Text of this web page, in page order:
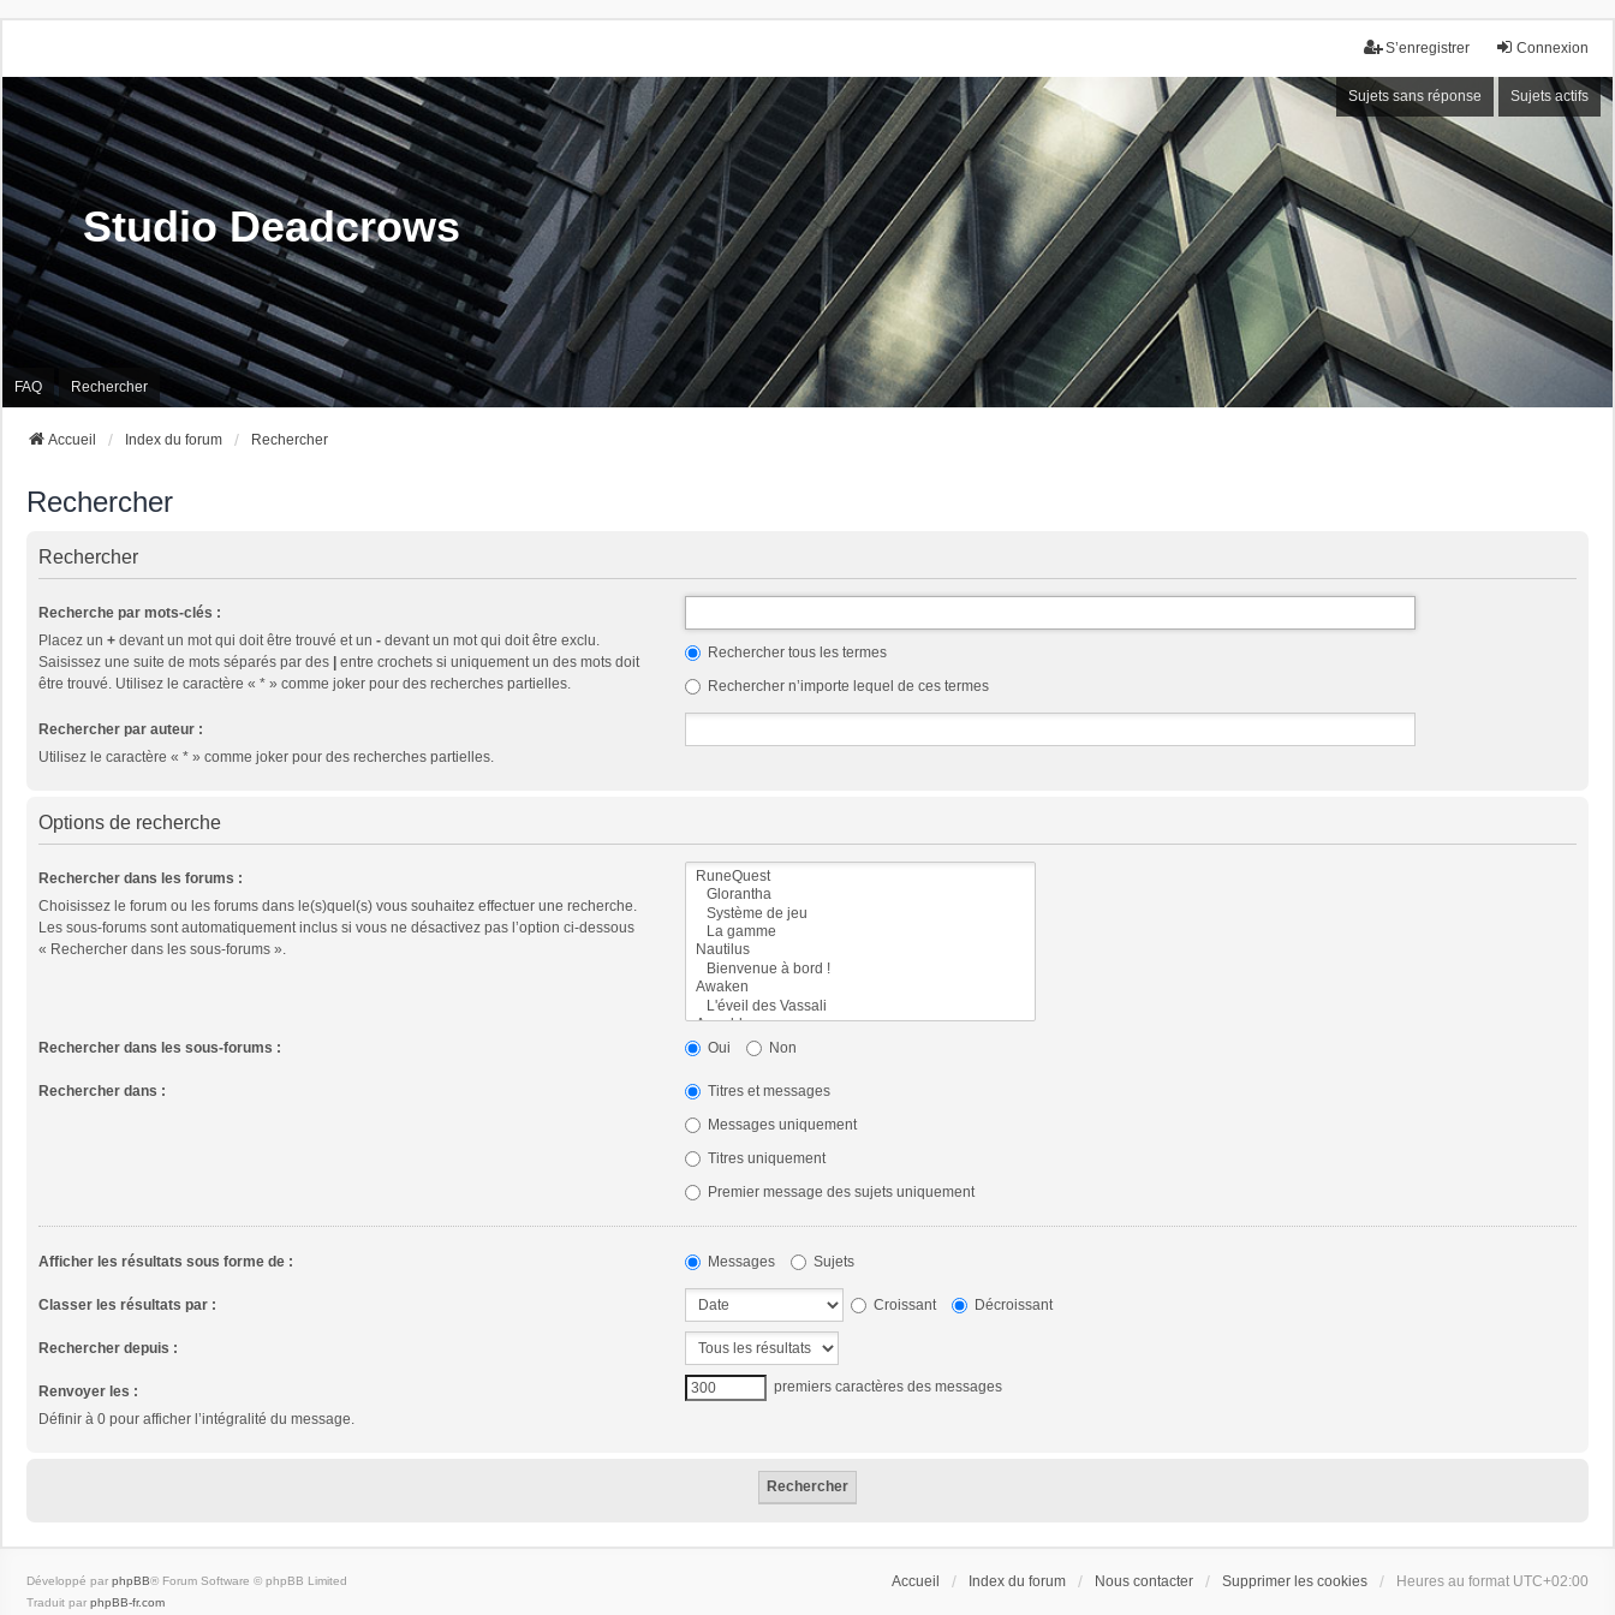
Connexion
S’enregistrer
Sujets sans réponse Sujets actifs
Studio Deadcrows
FAQ Rechercher
Accueil Index du forum Rechercher
Rechercher
Rechercher
Recherche par mots-clés :
Placez un + devant un mot qui doit être trouvé et un - devant un mot qui doit être exclu.
Saisissez une suite de mots séparés par des | entre crochets si uniquement un des mots doit
être trouvé. Utilisez le caractère « * » comme joker pour des recherches partielles.
Rechercher tous les termes
Rechercher n’importe lequel de ces termes
Rechercher par auteur :
Utilisez le caractère « * » comme joker pour des recherches partielles.
Options de recherche
Rechercher dans les forums :
Choisissez le forum ou les forums dans le(s)quel(s) vous souhaitez effectuer une recherche.
Les sous-forums sont automatiquement inclus si vous ne désactivez pas l’option ci-dessous
« Rechercher dans les sous-forums ».
Rechercher dans les sous-forums : Oui Non
Rechercher dans :
Titres et messages
Messages uniquement
Titres uniquement
Premier message des sujets uniquement
Afficher les résultats sous forme de : Messages Sujets
Classer les résultats par : Croissant Décroissant
Rechercher depuis :
Renvoyer les :
Définir à 0 pour afficher l’intégralité du message.
premiers caractères des messages
Accueil Index du forum Nous contacter Supprimer les cookies Heures au format UTC+02:00
Développé par phpBB® Forum Software © phpBB Limited
Traduit par phpBB-fr.com